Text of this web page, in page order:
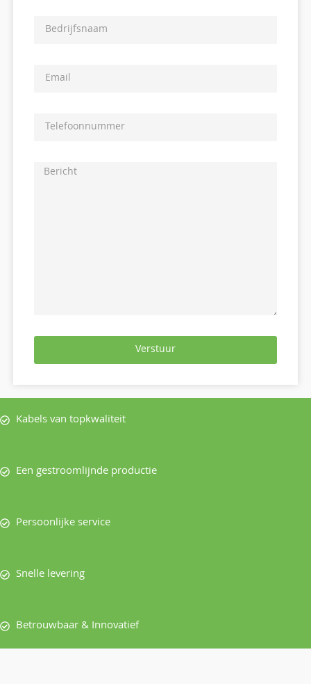
Verstuur
Kabels van topkwaliteit
Een gestroomlijnde productie
Persoonlijke service
Snelle levering
Betrouwbaar & Innovatief